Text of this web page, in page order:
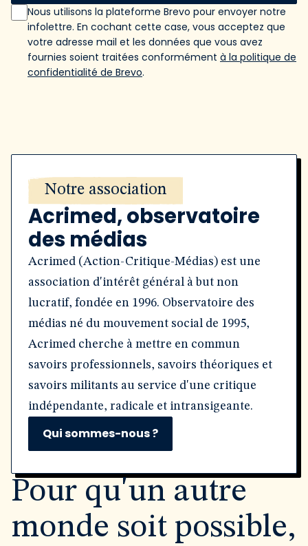
Nous utilisons la plateforme Brevo pour envoyer notre
infolettre. En cochant cette case, vous acceptez que
votre adresse mail et les données que vous avez
fournies soient traitées conformément à la politique de
confidentialité de Brevo.
Notre association
Acrimed, observatoire
des médias
Acrimed (Action-Critique-Médias) est une
association d'intérêt général à but non
lucratif, fondée en 1996. Observatoire des
médias né du mouvement social de 1995,
Acrimed cherche à mettre en commun
savoirs professionnels, savoirs théoriques et
savoirs militants au service d'une critique
indépendante, radicale et intransigeante.
Qui sommes-nous ?
Pour qu'un autre
monde soit possible,